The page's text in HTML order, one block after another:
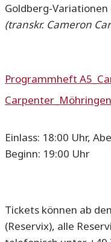
Goldberg-Variationen
(transkr. Cameron
Programmheft
Einlass: 18:00 Uhr,
Beginn: 19:00 Uhr
Tickets können ab
(Reservix), alle